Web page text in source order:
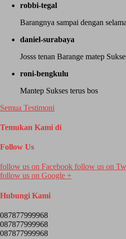
robbi-tegal
Barangnya sampai dengan
daniel-surabaya
Josss tenan Barange matep
roni-bengkulu
Mantep Sukses terus bos
Semua Testimoni
Temukan Kami di
Follow Us
follow us on Facebook follow us on
follow us on Google +
Hubungi Kami
087877999968
087877999968
087877999968